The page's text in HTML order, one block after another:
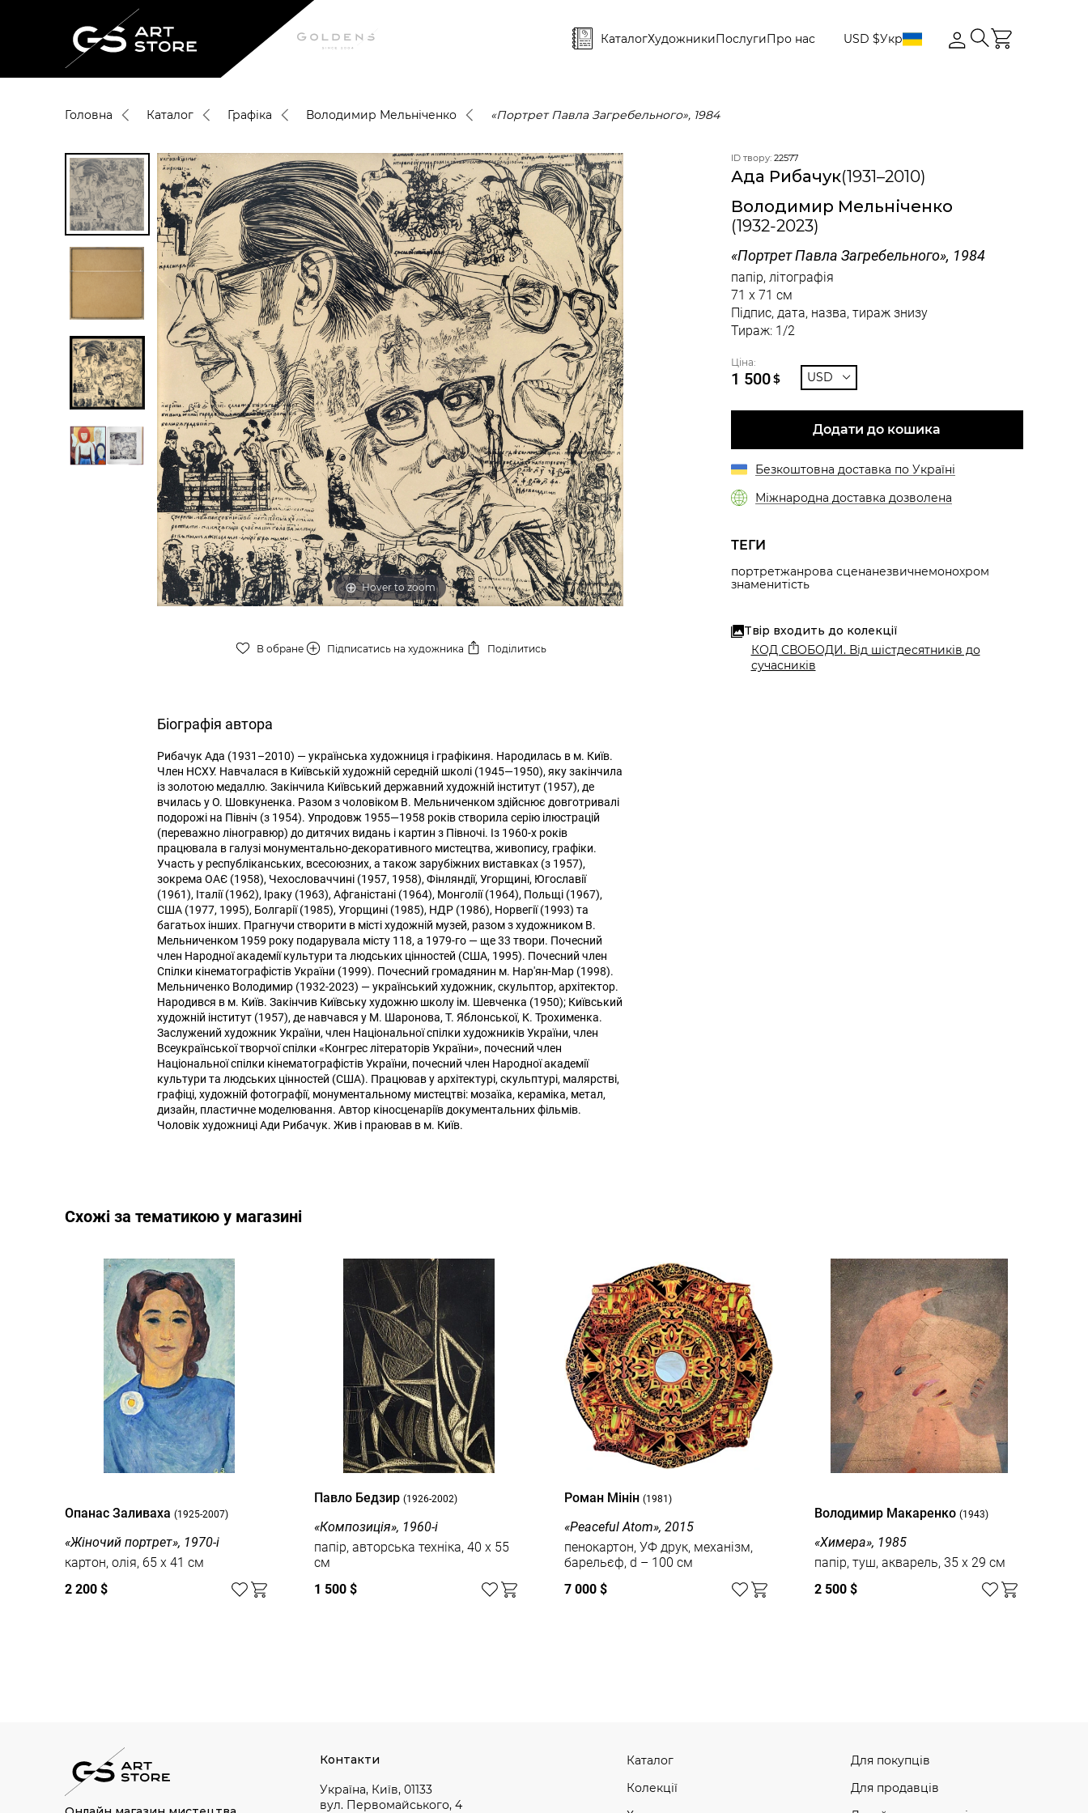
КаталогХудожникиПослугиПро нас USD $Укр
Головна Каталог Графіка Володимир Мельніченко «Портрет Павла Загребельного», 1984
Hover to zoom
В обране Підписатись на художника Поділитись
Біографія автора
Рибачук Ада (1931–2010) — українська художниця і графікиня. Народилась в м. Київ.
Член НСХУ. Навчалася в Київській художній середній школі (1945—1950), яку закінчила
із золотою медаллю. Закінчила Київський державний художній інститут (1957), де
вчилась у О. Шовкуненка. Разом з чоловіком В. Мельниченком здійснює довготривалі
подорожі на Північ (з 1954). Упродовж 1955—1958 років створила серію ілюстрацій
(переважно ліногравюр) до дитячих видань і картин з Півночі. Із 1960-х років
працювала в галузі монументально-декоративного мистецтва, живопису, графіки.
Участь у республіканських, всесоюзних, а також зарубіжних виставках (з 1957),
зокрема ОАЄ (1958), Чехословаччині (1957, 1958), Фінляндії, Угорщині, Югославії
(1961), Італії (1962), Іраку (1963), Афганістані (1964), Монголії (1964), Польщі (1967),
США (1977, 1995), Болгарії (1985), Угорщині (1985), НДР (1986), Норвегії (1993) та
багатьох інших. Прагнучи створити в місті художній музей, разом з художником В.
Мельниченком 1959 року подарувала місту 118, а 1979-го — ще 33 твори. Почесний
член Народної академії культури та людських цінностей (США, 1995). Почесний член
Спілки кінематографістів України (1999). Почесний громадянин м. Нар'ян-Мар (1998).
Мельниченко Володимир (1932-2023) — український художник, скульптор, архітектор.
Народився в м. Київ. Закінчив Київську художню школу ім. Шевченка (1950); Київський
художній інститут (1957), де навчався у М. Шаронова, Т. Яблонської, К. Трохименка.
Заслужений художник України, член Національної спілки художників України, член
Всеукраїнської творчої спілки «Конгрес літераторів України», почесний член
Національної спілки кінематографістів України, почесний член Народної академії
культури та людських цінностей (США). Працював у архітектурі, скульптурі, малярстві,
графіці, художній фотографії, монументальному мистецтві: мозаїка, кераміка, метал,
дизайн, пластичне моделювання. Автор кіносценаріїв документальних фільмів.
Чоловік художниці Ади Рибачук. Жив і праював в м. Київ.
ID твору: 22577
Ада Рибачук(1931–2010)
Володимир Мельніченко
(1932-2023)
«Портрет Павла Загребельного», 1984
папір, літографія
71 x 71 см
Підпис, дата, назва, тираж знизу
Тираж: 1/2
Ціна:
1 500$ USD
Додати до кошика
Безкоштовна доставка по Україні
Міжнародна доставка дозволена
ТЕГИ
портретжанрова сценанезвичнемонохром
знаменитість
Твір входить до колекції
КОД СВОБОДИ. Від шістдесятників до
сучасників
Cхожі за тематикою у магазині
Опанас Заливаха (1925-2007)
«Жіночий портрет», 1970-і
картон, олія, 65 x 41 см
2 200 $
Павло Бедзир(1926-2002)
«Композиція», 1960-і
папір, авторська техніка, 40 x 55
см
1 500 $
Роман Мінін (1981)
«Peaceful Atom», 2015
пенокартон, УФ друк, механізм,
барельєф, d – 100 см
7 000 $
Володимир Макаренко (1943)
«Химера», 1985
папір, туш, акварель, 35 x 29 см
2 500 $
Контакти
Україна, Київ, 01133
вул. Первомайського, 4
Каталог
Колекції
Для покупців
Для продавців